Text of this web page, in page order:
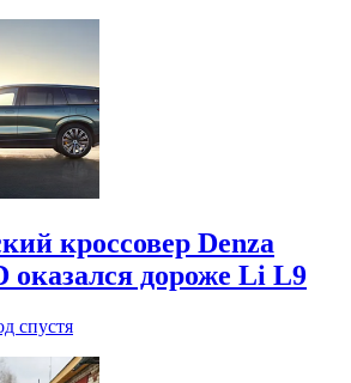
кроссовер Denza
оказался дороже Li L9
спустя